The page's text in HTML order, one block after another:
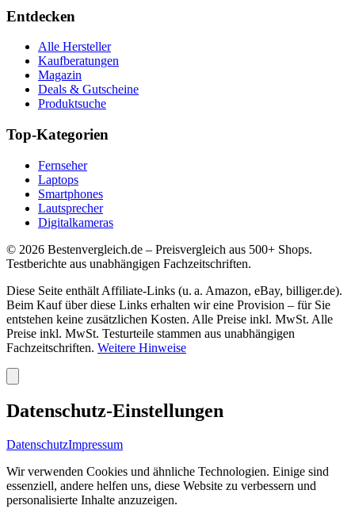
Entdecken
Alle Hersteller
Kaufberatungen
Magazin
Deals & Gutscheine
Produktsuche
Top-Kategorien
Fernseher
Laptops
Smartphones
Lautsprecher
Digitalkameras
© 2026 Bestenvergleich.de – Preisvergleich aus 500+ Shops.
Testberichte aus unabhängigen Fachzeitschriften.
Diese Seite enthält Affiliate-Links (u. a. Amazon, eBay, billiger.de).
Beim Kauf über diese Links erhalten wir eine Provision – für Sie
entstehen keine zusätzlichen Kosten. Alle Preise inkl. MwSt. Alle
Preise inkl. MwSt. Testurteile stammen aus unabhängigen
Fachzeitschriften. Weitere Hinweise
Datenschutz-Einstellungen
DatenschutzImpressum
Wir verwenden Cookies und ähnliche Technologien. Einige sind
essenziell, andere helfen uns, diese Website zu verbessern und
personalisierte Inhalte anzuzeigen.